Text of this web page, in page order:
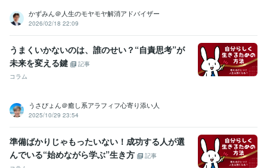
【男性心理】男には2種類の嘘があるって知ってる?
ぜ、男はすぐに女のやさしさを誤解するのか?
上級心理カウンセラー 取得年 : 2021年
メンタル心理カウンセラー
普通自動車第一種運転免許
ビジネス・クリエイティブツール
WordPress:15年Canva:3年
☆人の話を親身に聞き、共感する力:50年
☆明るく前向きな性格で周りに影響を与える:50年
かずみん＠人生のモヤモヤ解消アドバイザー
2026/02/18 22:09
うまくいかないのは、誰のせい？“自責思考”が
未来を変える鍵
記事
コラム
うさぴょん＠癒し系アラフィフ心寄り添い人
2025/10/29 23:54
準備ばかりじゃもったいない！成功する人が選
んでいる“始めながら学ぶ”生き方
記事